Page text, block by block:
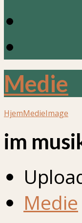
Medie
HjemMedieImage
im
Medie